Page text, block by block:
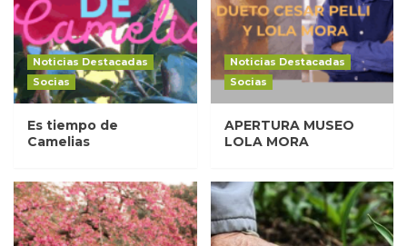
Noticias Destacadas
Socias
Es tiempo de
Camelias
Noticias Destacadas
Socias
APERTURA MUSEO
LOLA MORA